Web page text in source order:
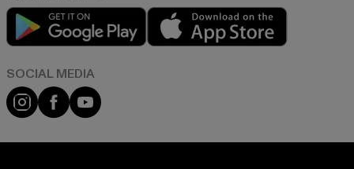
Play market
Instagram
FacebookYouTube